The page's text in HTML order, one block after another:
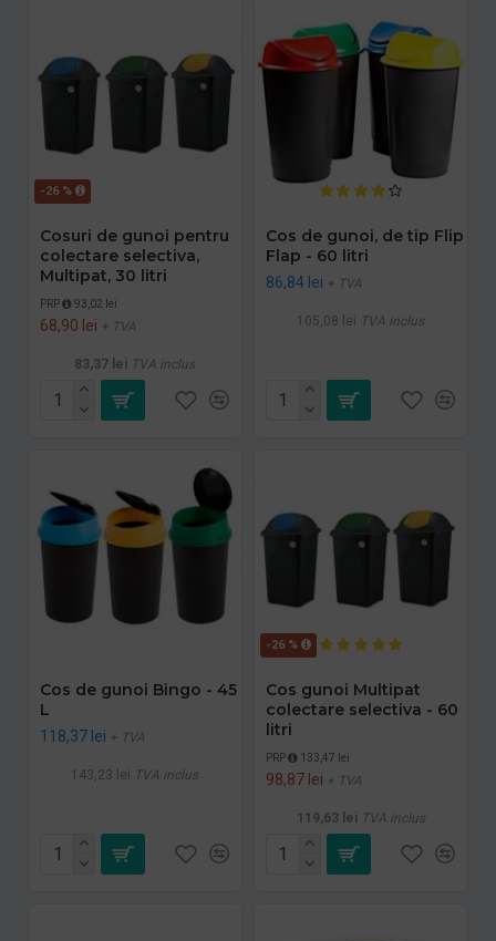
-26 %
Cosuri de gunoi pentru
colectare selectiva,
Multipat, 30 litri
PRP 93,02 lei
68,90 lei + TVA
83,37 lei TVA inclus
Cos de gunoi, de tip Flip
Flap - 60 litri
86,84 lei + TVA
105,08 lei TVA inclus
Cos de gunoi Bingo - 45
L
118,37 lei + TVA
143,23 lei TVA inclus
-26 %
Cos gunoi Multipat
colectare selectiva - 60
litri
PRP 133,47 lei
98,87 lei + TVA
119,63 lei TVA inclus